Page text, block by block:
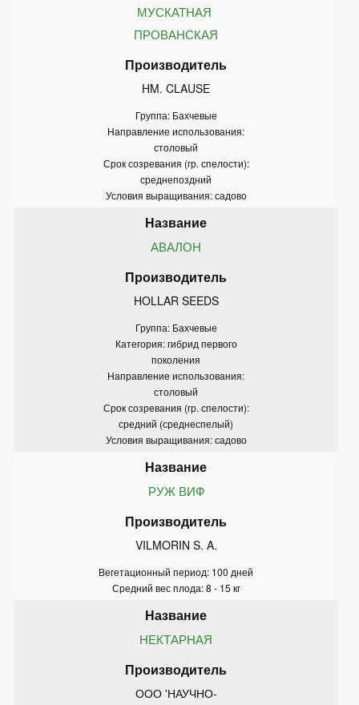
МУСКАТНАЯ
ПРОВАНСКАЯ
HM. CLAUSE
Группа: Бахчевые
Направление использования:
столовый
Срок созревания (гр. спелости):
среднепоздний
Условия выращивания: садово
АВАЛОН
HOLLAR SEEDS
Группа: Бахчевые
Категория: гибрид первого
поколения
Направление использования:
столовый
Срок созревания (гр. спелости):
средний (среднеспелый)
Условия выращивания: садово
РУЖ ВИФ
VILMORIN S. A.
Вегетационный период: 100 дней
Средний вес плода: 8 - 15 кг
НЕКТАРНАЯ
ООО 'НАУЧНО-